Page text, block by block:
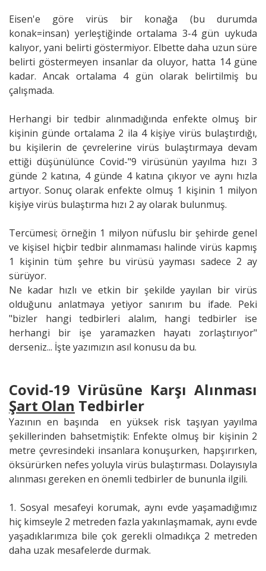
Eisen'e göre virüs bir konağa (bu durumda
konak=insan) yerleştiğinde ortalama 3-4 gün uykuda
kalıyor, yani belirti göstermiyor. Elbette daha uzun süre
belirti göstermeyen insanlar da oluyor, hatta 14 güne
kadar. Ancak ortalama 4 gün olarak belirtilmiş bu
çalışmada.
Herhangi bir tedbir alınmadığında enfekte olmuş bir
kişinin günde ortalama 2 ila 4 kişiye virüs bulaştırdığı,
bu kişilerin de çevrelerine virüs bulaştırmaya devam
ettiği düşünülünce Covid-"9 virüsünün yayılma hızı 3
günde 2 katına, 4 günde 4 katına çıkıyor ve aynı hızla
artıyor. Sonuç olarak enfekte olmuş 1 kişinin 1 milyon
kişiye virüs bulaştırma hızı 2 ay olarak bulunmuş.
Tercümesi; örneğin 1 milyon nüfuslu bir şehirde genel
ve kişisel hiçbir tedbir alınmaması halinde virüs kapmış
1 kişinin tüm şehre bu virüsü yayması sadece 2 ay
sürüyor.
Ne kadar hızlı ve etkin bir şekilde yayılan bir virüs
olduğunu anlatmaya yetiyor sanırım bu ifade. Peki
"bizler hangi tedbirleri alalım, hangi tedbirler ise
herhangi bir işe yaramazken hayatı zorlaştırıyor"
derseniz... İşte yazımızın asıl konusu da bu.
Covid-19 Virüsüne Karşı Alınması
Şart Olan Tedbirler
Yazının en başında en yüksek risk taşıyan yayılma
şekillerinden bahsetmiştik: Enfekte olmuş bir kişinin 2
metre çevresindeki insanlara konuşurken, hapşırırken,
öksürürken nefes yoluyla virüs bulaştırması. Dolayısıyla
alınması gereken en önemli tedbirler de bununla ilgili.
1. Sosyal mesafeyi korumak, aynı evde yaşamadığımız
hiç kimseyle 2 metreden fazla yakınlaşmamak, aynı evde
yaşadıklarımıza bile çok gerekli olmadıkça 2 metreden
daha uzak mesafelerde durmak.